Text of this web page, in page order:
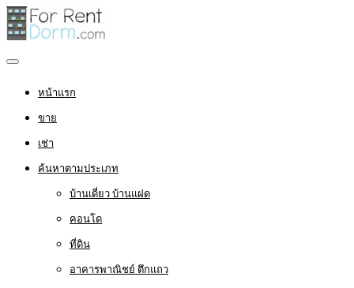
หน้าแรก
ขาย
เช่า
ค้นหาตามประเภท
บ้านเดี่ยว บ้านแฝด
คอนโด
ที่ดิน
อาคารพาณิชย์ ตึกแถว